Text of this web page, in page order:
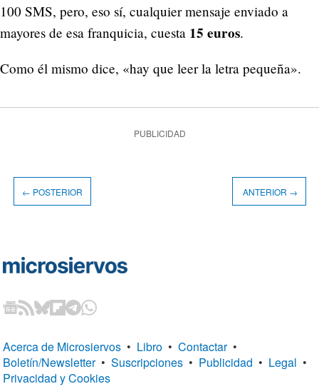
100 SMS, pero, eso sí, cualquier mensaje enviado a
mayores de esa franquicia, cuesta 15 euros.
Como él mismo dice, «hay que leer la letra pequeña».
PUBLICIDAD
← POSTERIOR ANTERIOR →
Acerca de Microsiervos • Libro • Contactar •
Boletín/Newsletter • Suscripciones • Publicidad • Legal •
Privacidad y Cookies